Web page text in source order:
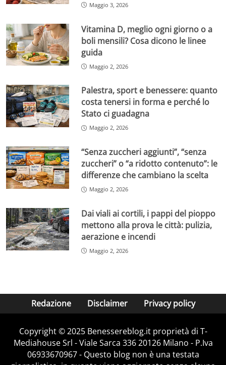
Maggio 3, 2026
Vitamina D, meglio ogni giorno o a
boli mensili? Cosa dicono le linee
guida
Maggio 2, 2026
Palestra, sport e benessere: quanto
costa tenersi in forma e perché lo
Stato ci guadagna
Maggio 2, 2026
“Senza zuccheri aggiunti”, “senza
zuccheri” o “a ridotto contenuto”: le
differenze che cambiano la scelta
Maggio 2, 2026
Dai viali ai cortili, i pappi del pioppo
mettono alla prova le città: pulizia,
aerazione e incendi
Maggio 2, 2026
Redazione Disclaimer Privacy policy
Copyright © 2025 Benessereblog.it proprietà di T-
Mediahouse Srl - Viale Sarca 336 20126 Milano - P.Iva
06933670967 - Questo blog non è una testata